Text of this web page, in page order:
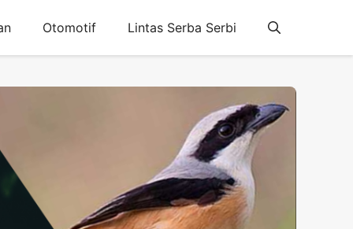
Otomotif Lintas Serba Serbi